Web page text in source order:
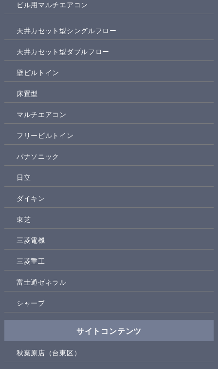
ビル用マルチエアコン
天井カセット型シングルフロー
天井カセット型ダブルフロー
壁ビルトイン
床置型
マルチエアコン
フリービルトイン
パナソニック
日立
ダイキン
東芝
三菱電機
三菱重工
富士通ゼネラル
シャープ
サイトコンテンツ
秋葉原店（台東区）